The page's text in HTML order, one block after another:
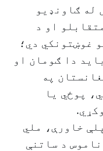
له ګاونډیو
او د
غوښتونکي دي؛
دا ګومان او
په
پوځي یا
خاورې، ملي
د ساتنې